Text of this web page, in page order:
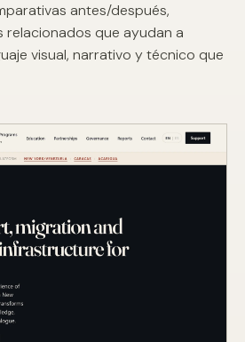
antes/después,
que ayudan a
visual, narrativo y técnico que